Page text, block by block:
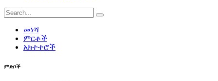
መነሻ
ምርቶች
አክተተሮች
ምድቦች